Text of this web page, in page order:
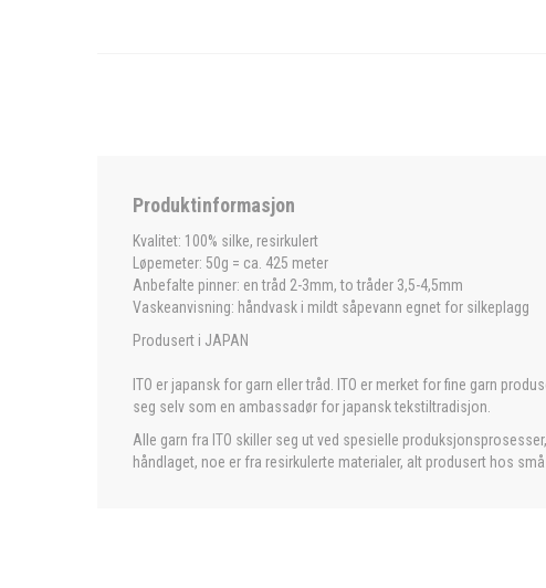
Produktinformasjon
Kvalitet: 100% silke, resirkulert
Løpemeter: 50g = ca. 425 meter
Anbefalte pinner: en tråd 2-3mm, to tråder 3,5-4,5mm
Vaskeanvisning: håndvask i mildt såpevann egnet for silkeplagg
Produsert i JAPAN
ITO er japansk for garn eller tråd. ITO er merket for fine garn
seg selv som en ambassadør for japansk tekstiltradisjon.
Alle garn fra ITO skiller seg ut ved spesielle
håndlaget, noe er fra resirkulerte materialer, alt produsert hos